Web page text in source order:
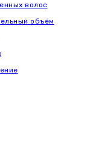
волос
объём